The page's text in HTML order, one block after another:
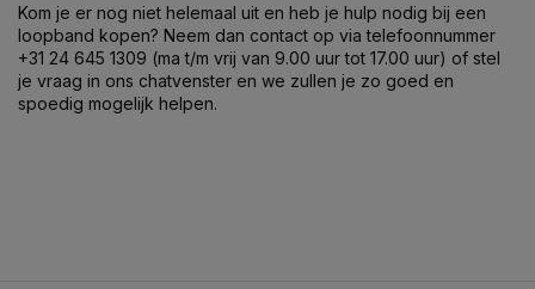
Kom je er nog niet helemaal uit en heb je hulp nodig bij een
loopband kopen? Neem dan contact op via telefoonnummer
+31 24 645 1309 (ma t/m vrij van 9.00 uur tot 17.00 uur) of stel
je vraag in ons chatvenster en we zullen je zo goed en
spoedig mogelijk helpen.